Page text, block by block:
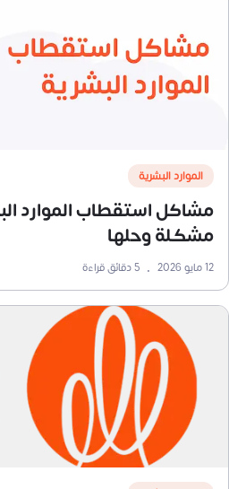
الموارد البشرية
مشكلة وحلها
12 مايو 2026 •
5دقائق قراءة